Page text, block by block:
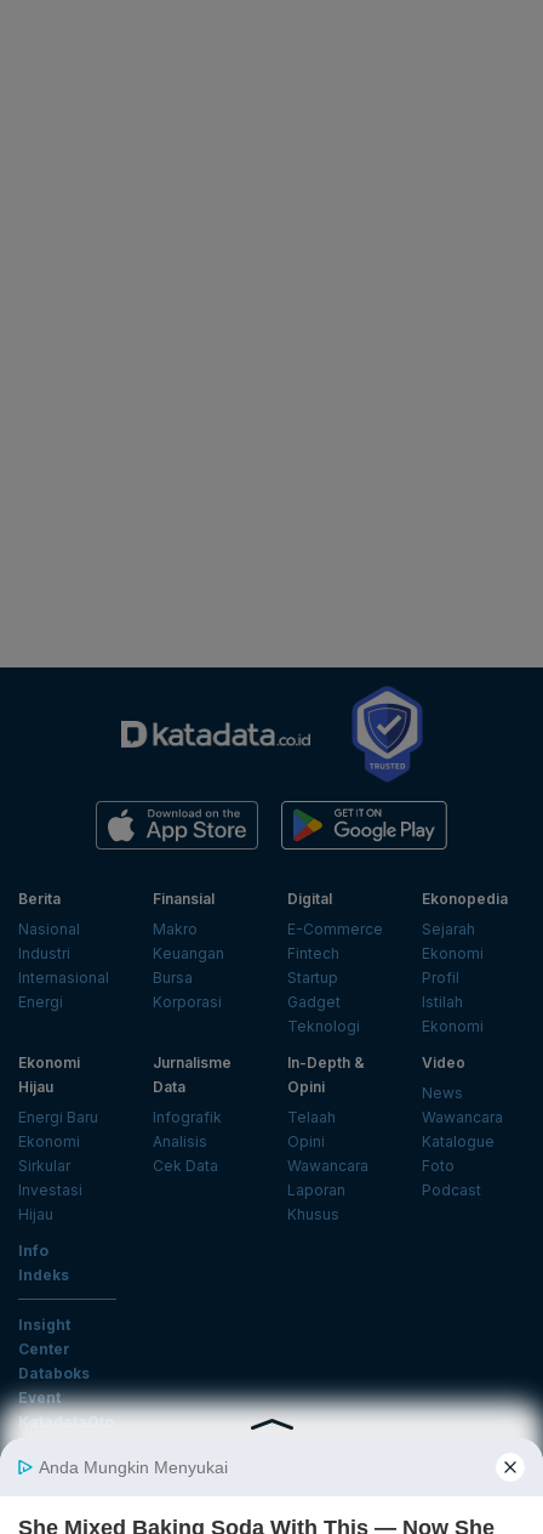
Berita
Nasional
Industri
Internasional
Energi
Finansial
Makro
Keuangan
Bursa
Korporasi
Digital
E-Commerce
Fintech
Startup
Gadget
Teknologi
Ekonopedia
Sejarah
Ekonomi
Profil
Istilah
Ekonomi
Ekonomi
Hijau
Energi Baru
Ekonomi
Sirkular
Investasi
Hijau
Jurnalisme
Data
Infografik
Analisis
Cek Data
In-Depth &
Opini
Telaah
Opini
Wawancara
Laporan
Khusus
Video
News
Wawancara
Katalogue
Foto
Podcast
Info
Indeks
Insight
Center
Databoks
Event
KatadataOto
Email